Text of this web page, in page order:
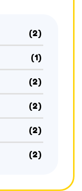
(2)
(1)
(2)
(2)
(2)
(2)